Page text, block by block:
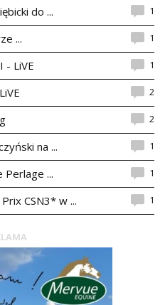
do ... 1
... 1
- LiVE 1
2
2
na ... 1
... 1
CSN3* w ... 1